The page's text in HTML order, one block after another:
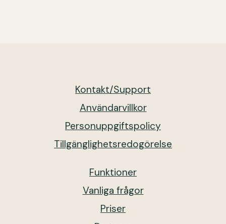
Funktioner
Vanliga frågor
Priser
Kontakt/Support
Användarvillkor
Personuppgiftspolicy
Tillgänglighetsredogörelse